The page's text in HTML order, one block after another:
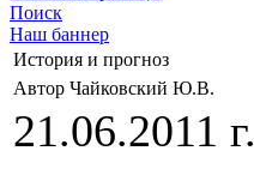
Поиск
Наш баннер
История и прогноз
Автор Чайковский Ю.В.
21.06.2011 г.